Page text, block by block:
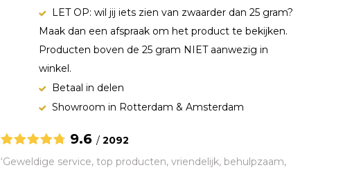
LET OP: wil jij iets zien van zwaarder dan 25 gram?
Maak dan een afspraak om het product te bekijken.
Producten boven de 25 gram NIET aanwezig in
winkel.
Betaal in delen
Showroom in Rotterdam & Amsterdam
9.6 / 2092
‘Geweldige service, top producten, vriendelijk, behulpzaam,